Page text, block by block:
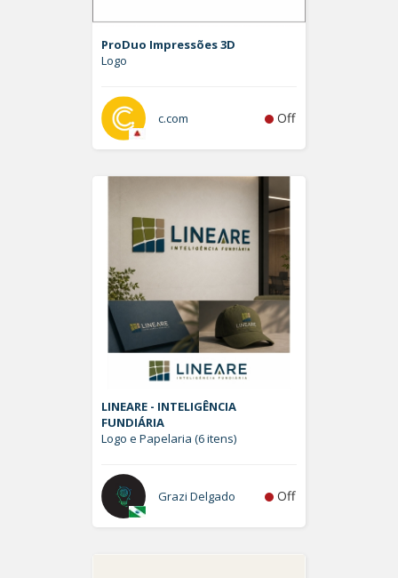
ProDuo Impressões 3D
Logo
c.com Off
LINEARE - INTELIGÊNCIA
FUNDIÁRIA
Logo e Papelaria (6 itens)
Grazi Delgado Off